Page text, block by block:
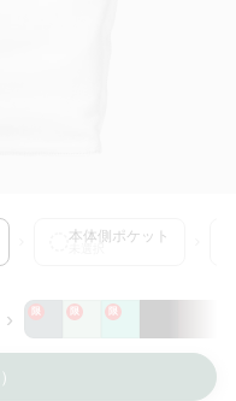
本体側ポケット
限 限 限
›